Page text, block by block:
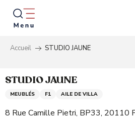
Aller
contenu
principal
Accueil STUDIO JAUNE
STUDIO JAUNE
MEUBLÉS F1 AILE DE VILLA
8 Rue Camille Pietri, BP33, 20110